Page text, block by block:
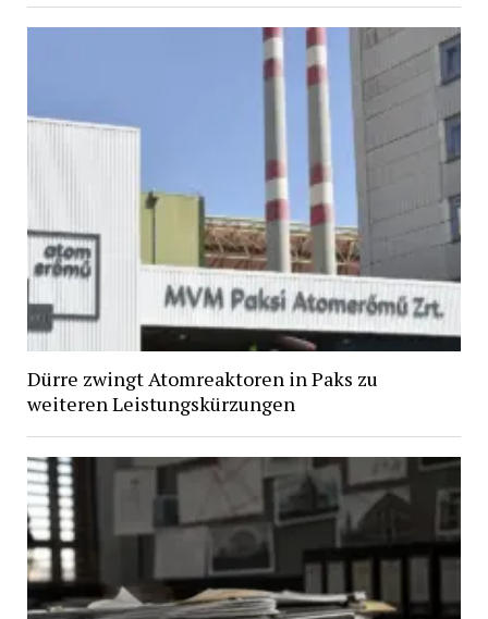
Dürre zwingt Atomreaktoren in Paks zu
weiteren Leistungskürzungen